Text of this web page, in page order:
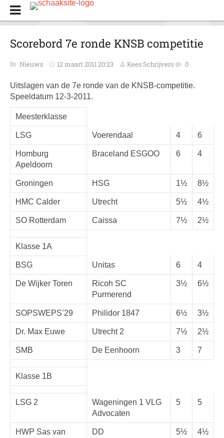
Scorebord 7e ronde KNSB competitie
Nieuws 12 maart 2011 20:23 Kees Schrijvers 0
Uitslagen van de 7e ronde van de KNSB-competitie.
Speeldatum 12-3-2011.
Meesterklasse
LSG Voerendaal 4 6
Homburg
Apeldoorn
Braceland ESGOO 6 4
Groningen HSG 1½ 8½
HMC Calder Utrecht 5½ 4½
SO Rotterdam Caissa 7½ 2½
Klasse 1A
BSG Unitas 6 4
De Wijker Toren
Ricoh SC
Purmerend
3½ 6½
SOPSWEPS’29 Philidor 1847 6½ 3½
Dr. Max Euwe Utrecht 2 7½ 2½
SMB De Eenhoorn 3 7
Klasse 1B
LSG 2
Wageningen 1 VLG
Advocaten
5 5
HWP Sas van
DD 5½ 4½